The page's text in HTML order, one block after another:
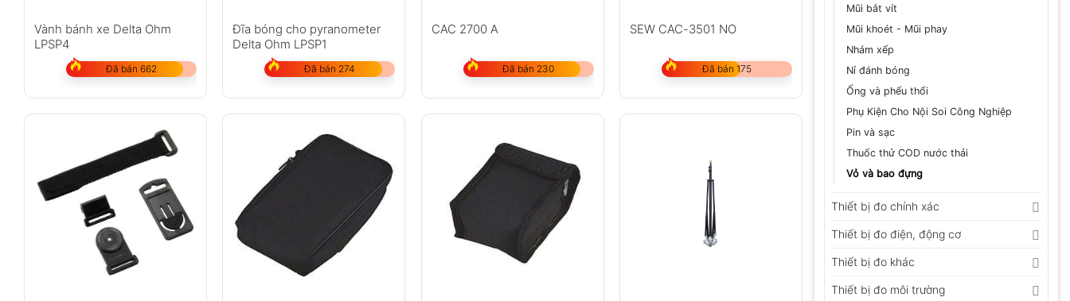
Mũi bắt vít
Mũi khoét - Mũi phay
Nhám xếp
Nỉ đánh bóng
Ống và phểu thổi
Phụ Kiện Cho Nội Soi Công Nghiệp
Pin và sạc
Thuốc thử COD nước thải
Vỏ và bao đựng
Thiết bị đo chính xác
Thiết bị đo điện, động cơ
Thiết bị đo khác
Thiết bị đo môi trường
Vành bánh xe Delta Ohm
LPSP4
Đã bán 662
Đĩa bóng cho pyranometer
Delta Ohm LPSP1
Đã bán 274
CAC 2700 A
Đã bán 230
SEW CAC-3501 NO
Đã bán 175